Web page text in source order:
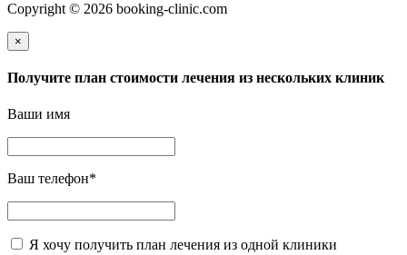
Copyright © 2026 booking-clinic.com
×
Получите план стоимости лечения из нескольких клиник
Ваши имя
Ваш телефон*
Я хочу получить план лечения из одной клиники